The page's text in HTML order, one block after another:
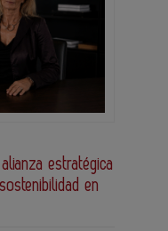
estratégica
en